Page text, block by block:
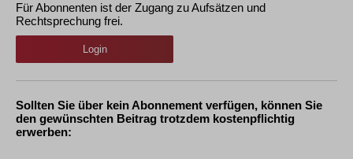
Für Abonnenten ist der Zugang zu Aufsätzen und
Rechtsprechung frei.
Login
Sollten Sie über kein Abonnement verfügen, können Sie
den gewünschten Beitrag trotzdem kostenpflichtig
erwerben: